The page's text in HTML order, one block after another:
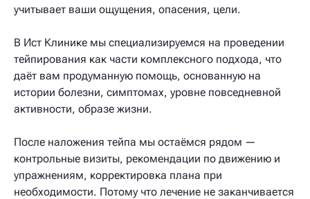
учитывает ваши ощущения, опасения, цели.
В Ист Клинике мы специализируемся на проведении
тейпирования как части комплексного подхода, что
даёт вам продуманную помощь, основанную на
истории болезни, симптомах, уровне повседневной
активности, образе жизни.
После наложения тейпа мы остаёмся рядом —
контрольные визиты, рекомендации по движению и
упражнениям, корректировка плана при
необходимости. Потому что лечение не заканчивается